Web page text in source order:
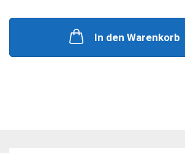
In den Warenkorb